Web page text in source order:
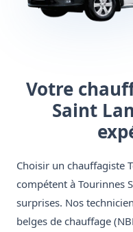
Votre
Saint
Choisir un chauffagiste
compétent à Tourinnes
surprises. Nos
belges de chauffage